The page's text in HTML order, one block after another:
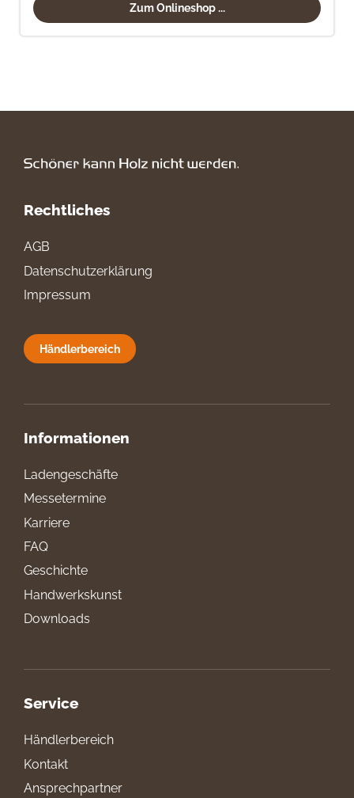
Zum Onlineshop ...
Rechtliches
AGB
Datenschutzerklärung
Impressum
Händlerbereich
Informationen
Ladengeschäfte
Messetermine
Karriere
FAQ
Geschichte
Handwerkskunst
Downloads
Service
Händlerbereich
Kontakt
Ansprechpartner